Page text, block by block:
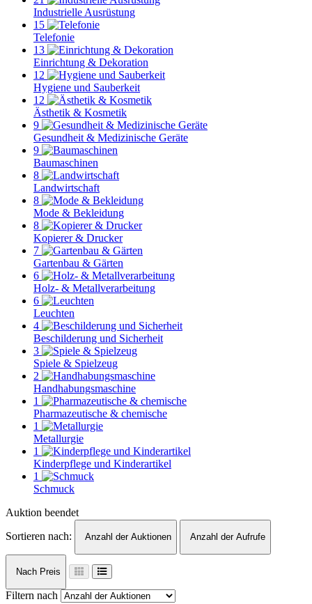
Industrielle Ausrüstung
15
Telefonie
13
Einrichtung & Dekoration
12
Hygiene und Sauberkeit
12
Ästhetik & Kosmetik
9
Gesundheit & Medizinische Geräte
9
Baumaschinen
8
Landwirtschaft
8
Mode & Bekleidung
8
Kopierer & Drucker
7
Gartenbau & Gärten
6
Holz- & Metallverarbeitung
6
Leuchten
4
Beschilderung und Sicherheit
3
Spiele & Spielzeug
2
Handhabungsmaschine
1
Pharmazeutische & chemische
1
Metallurgie
1
Kinderpflege und Kinderartikel
1
Schmuck
Auktion beendet
Sortieren nach:
Anzahl der Auktionen Anzahl der Aufrufe
Nach Preis
Filtern nach